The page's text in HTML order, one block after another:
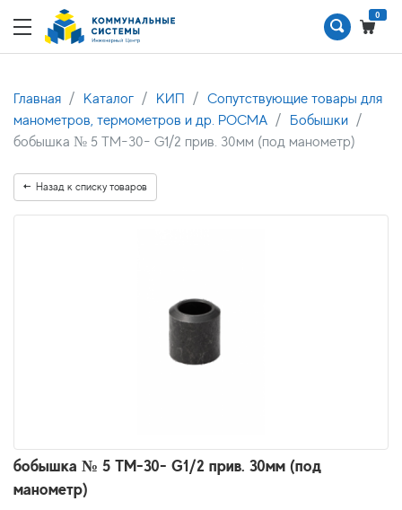
0
Главная Каталог КИП
Сопутствующие товары для
манометров, термометров и др. РОСМА
Бобышки
бобышка № 5 ТМ-30- G1/2 прив. 30мм (под манометр)
Назад к списку товаров
бобышка № 5 ТМ-30- G1/2 прив. 30мм (под
манометр)